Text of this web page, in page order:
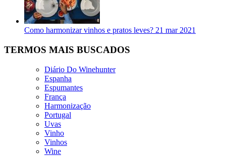
Como harmonizar vinhos e pratos leves? 21 mar 2021
TERMOS MAIS BUSCADOS
Diário Do Winehunter
Espanha
Espumantes
França
Harmonização
Portugal
Uvas
Vinho
Vinhos
Wine